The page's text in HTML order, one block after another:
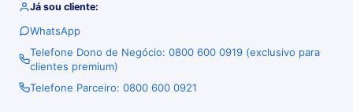
Já sou cliente:
WhatsApp
Telefone Dono de Negócio: 0800 600 0919 (exclusivo para
clientes premium)
Telefone Parceiro: 0800 600 0921